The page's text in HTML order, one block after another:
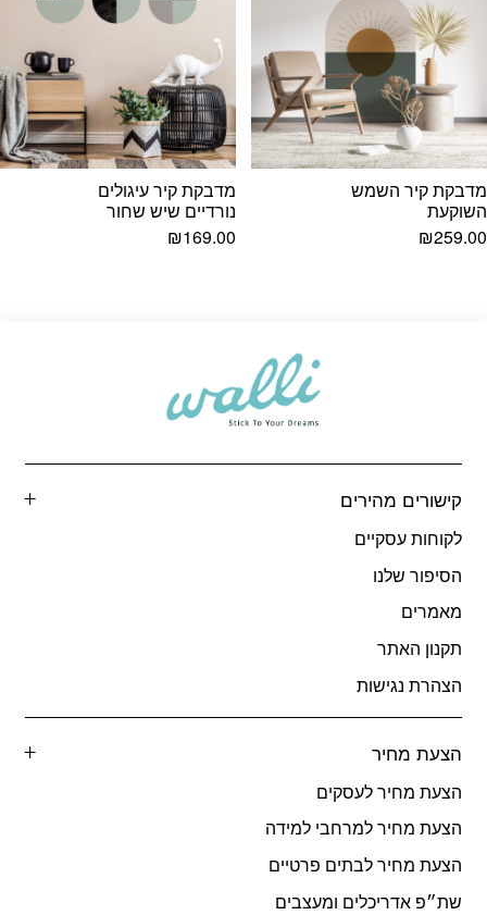
מדבקת קיר השמש
השוקעת
₪259.00
מדבקת קיר עיגולים
נורדיים שיש שחור
₪169.00
קישורים מהירים
לקוחות עסקיים
הסיפור שלנו
מאמרים
תקנון האתר
הצהרת נגישות
הצעת מחיר
הצעת מחיר לעסקים
הצעת מחיר למרחבי למידה
הצעת מחיר לבתים פרטיים
שת״פ אדריכלים ומעצבים